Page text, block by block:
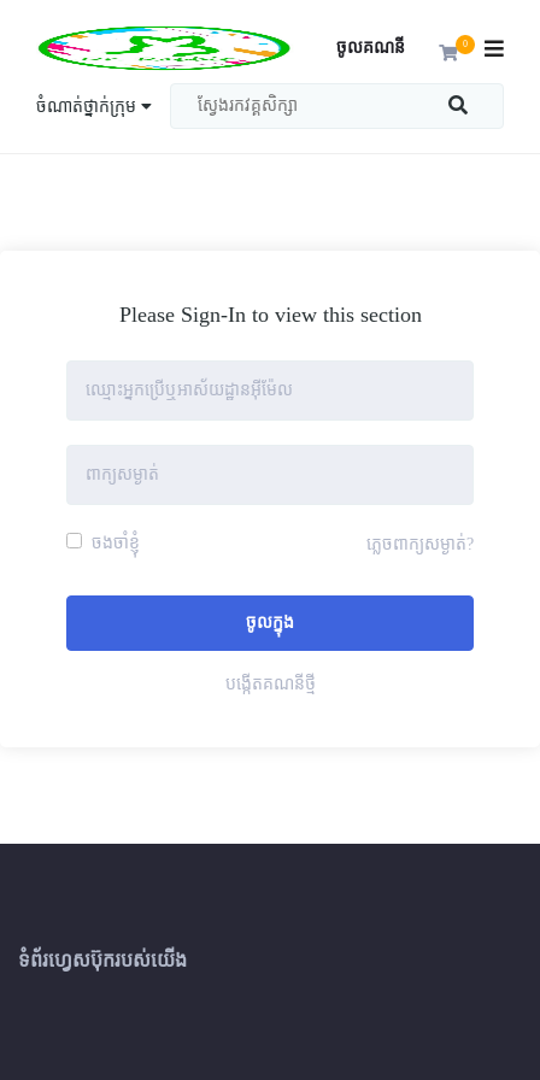
ចំណាត់ថ្នាក់ក្រុម
0
ចូលគណនី
Please Sign-In to view this section
ចងចាំខ្ញុំ ភ្លេចពាក្យសម្ងាត់?
បង្កើតគណនីថ្មី
ទំព័រហ្វេសប៊ុករបស់យើង